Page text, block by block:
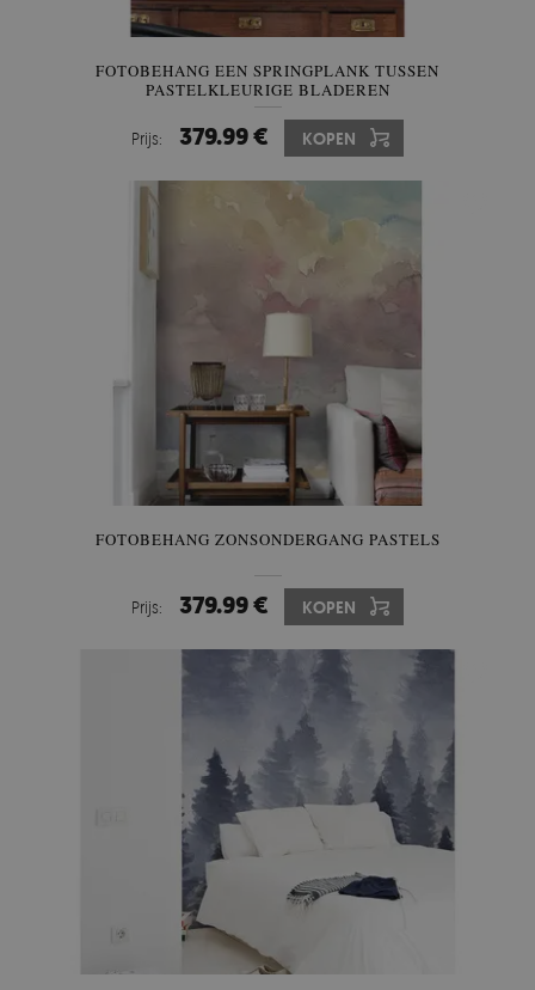
FOTOBEHANG EEN SPRINGPLANK TUSSEN
PASTELKLEURIGE BLADEREN
Prijs: 379.99 € KOPEN
FOTOBEHANG ZONSONDERGANG PASTELS
Prijs: 379.99 € KOPEN